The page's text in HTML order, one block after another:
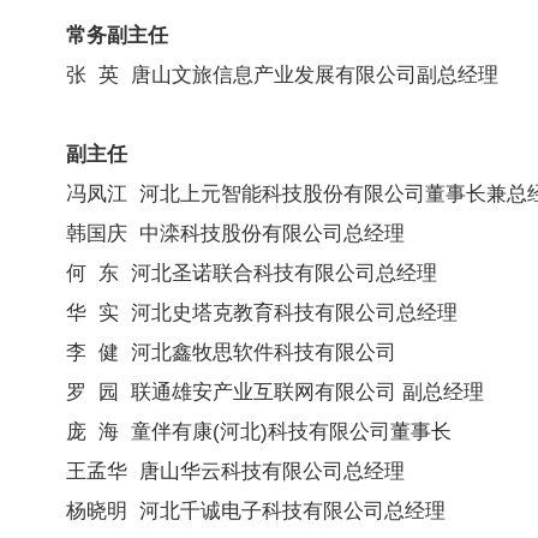
常务副主任
张 英 唐山文旅信息产业发展有限公司副总经理
副主任
冯凤江 河北上元智能科技股份有限公司董事长兼总
韩国庆 中滦科技股份有限公司总经理
何 东 河北圣诺联合科技有限公司总经理
华 实 河北史塔克教育科技有限公司总经理
李 健 河北鑫牧思软件科技有限公司
罗 园 联通雄安产业互联网有限公司 副总经理
庞 海 童伴有康(河北)科技有限公司董事长
王孟华 唐山华云科技有限公司总经理
杨晓明 河北千诚电子科技有限公司总经理